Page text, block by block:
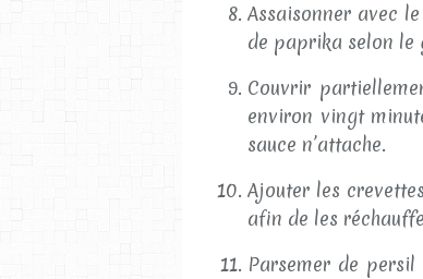
Assaisonner avec
de paprika selon le
Couvrir
environ vingt
sauce n’attache.
Ajouter les
afin de les
Parsemer de